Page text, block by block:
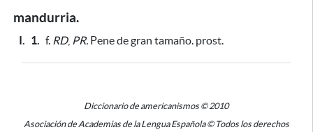
mandurria.
I. 1. f. RD, PR. Pene de gran tamaño. prost.
Diccionario de americanismos © 2010
Asociación de Academias de la Lengua Española © Todos los derechos